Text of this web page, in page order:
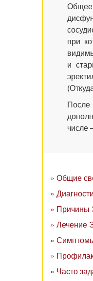
Общее
при
и
числе
» Общие
»
» Причины
» Лечение
»
»
» Часто